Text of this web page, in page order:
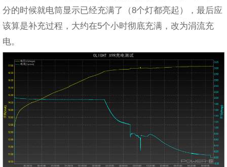
分的时候就电筒显示已经充满了（8个灯都亮起），最后应
该算是补充过程，大约在5个小时彻底充满，改为涓流充
电。